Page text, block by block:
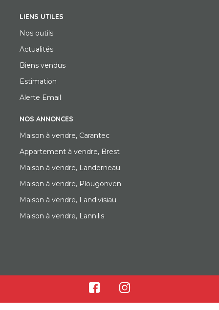
LIENS UTILES
Nos outils
Actualités
Biens vendus
Estimation
Alerte Email
NOS ANNONCES
Maison à vendre, Carantec
Appartement à vendre, Brest
Maison à vendre, Landerneau
Maison à vendre, Plougonven
Maison à vendre, Landivisiau
Maison à vendre, Lannilis